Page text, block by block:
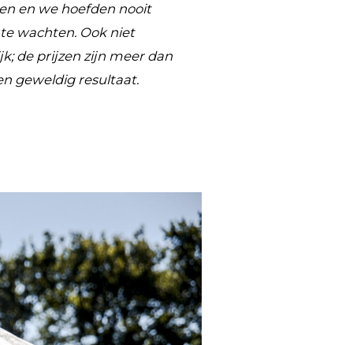
en we hoefden nooit
wachten. Ook niet
de prijzen zijn meer dan
geweldig resultaat.